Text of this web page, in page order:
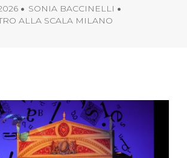
SONIA BACCINELLI
ALLA SCALA MILANO